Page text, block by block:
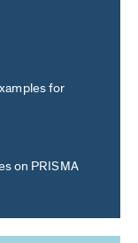
for
on PRISMA